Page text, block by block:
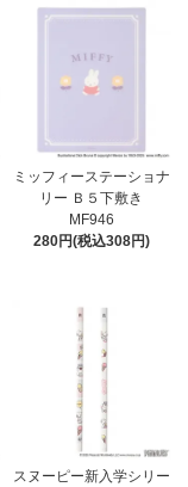
ミッフィーステーショナ
リー Ｂ５下敷き
MF946
280円(税込308円)
スヌーピー新入学シリー